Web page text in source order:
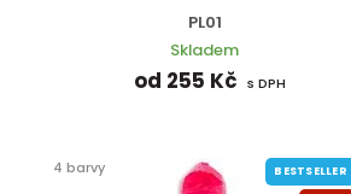
PL01
Skladem
od 255 Kč s DPH
4 barvy BESTSELLER